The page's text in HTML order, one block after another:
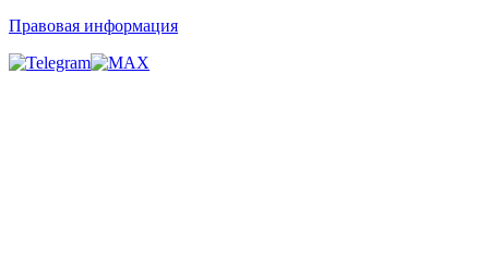
Правовая информация